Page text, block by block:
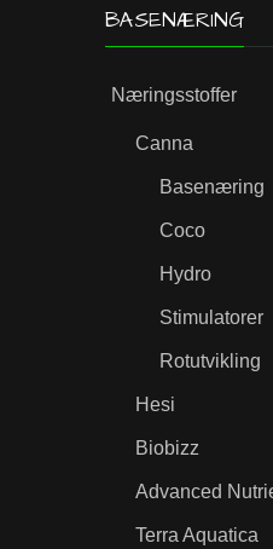
BASENÆRING
Næringsstoffer
Canna
Basenæring
Coco
Hydro
Stimulatorer
Rotutvikling
Hesi
Biobizz
Advanced
Terra Aquatica